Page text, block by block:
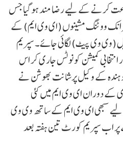
کرنے کے لیے رضا مند ہو گیا جس
ووٹنگ مشینوں (ای وی ایم) کے
(وی وی پیٹ) لگائی جائے۔ سپریم
کمیشن کو نوٹس جاری کر اس
کے وکیل پرشانت بھوشن نے
کے دوران ای وی ایم میں کئی
لیے سبھی ای وی ایم کے ساتھ وی وی
پر اب سپریم کورٹ تین ہفتہ بعد